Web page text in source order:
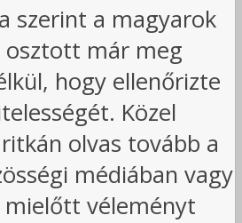
szerint a magyarok
osztott már meg
hogy ellenőrizte
Közel
olvas tovább a
médiában vagy
véleményt